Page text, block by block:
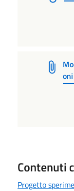
oni
Contenuti
Progetto